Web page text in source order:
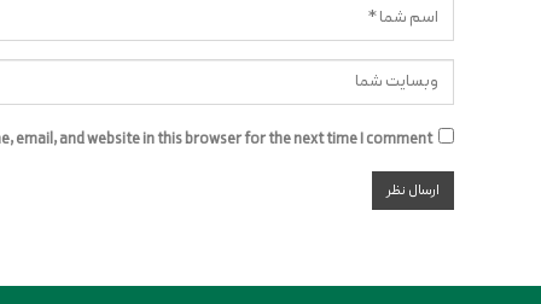
email, and website in this browser for the next time I comment.